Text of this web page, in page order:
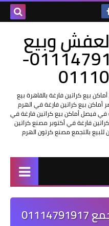
وبيع
الكراتين 01114791917-
بيع كراتين فارغة بالقاهرة بيع
أماكن بيع كراتين فارغة في الهرم
في فيصل أماكن بيع كراتين فارغة في
فارغة في أكتوبر مصنع كراتين
بالتجمع مصنع كرتون الهرم